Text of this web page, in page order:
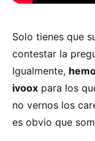
Solo tienes que
contestar la
Igualmente,
ivoox para los
no vernos los
es obvio que